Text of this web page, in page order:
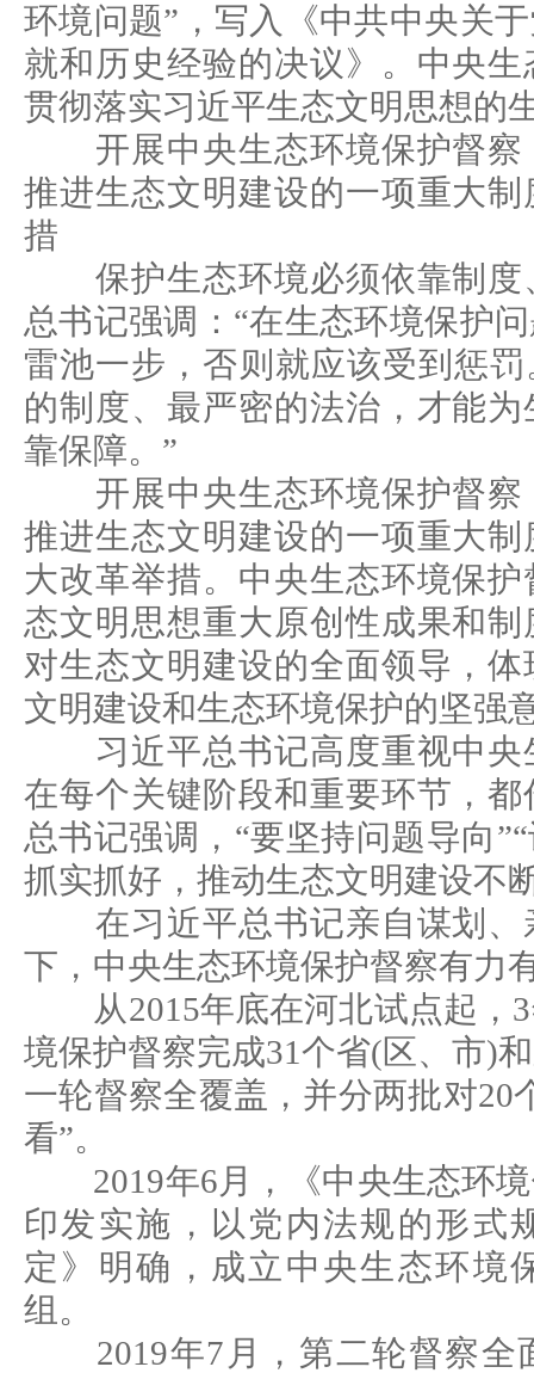
环境问题”，写入《中共中央关
就和历史经验的决议》。中央
贯彻落实习近平生态文明思想的
开展中央生态环境保护督察
推进生态文明建设的一项重大
措
保护生态环境必须依靠制度
总书记强调：“在生态环境保护
雷池一步，否则就应该受到惩
的制度、最严密的法治，才能
靠保障。”
开展中央生态环境保护督察
推进生态文明建设的一项重大
大改革举措。中央生态环境保
态文明思想重大原创性成果和
对生态文明建设的全面领导，
文明建设和生态环境保护的坚强
习近平总书记高度重视中央
在每个关键阶段和重要环节，
总书记强调，“要坚持问题导向
抓实抓好，推动生态文明建设不
在习近平总书记亲自谋划、
下，中央生态环境保护督察有力
从2015年底在河北试点起，3
境保护督察完成31个省(区、市)
一轮督察全覆盖，并分两批对20
看”。
2019年6月，《中央生态环境
印发实施，以党内法规的形式
定》明确，成立中央生态环境
组。
2019年7月，第二轮督察全